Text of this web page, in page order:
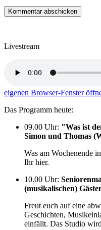
Livestream
eigenen Browser-Fenster
Das Programm heute:
09.00 Uhr: "Was ist
Simon und Thomas
Was am Wochenende
Ihr hier.
10.00 Uhr:
(musikalischen)
Freut euch auf eine
Geschichten,
einfällt. Das Studio